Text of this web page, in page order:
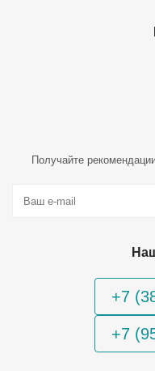
Получайте
+7
+7